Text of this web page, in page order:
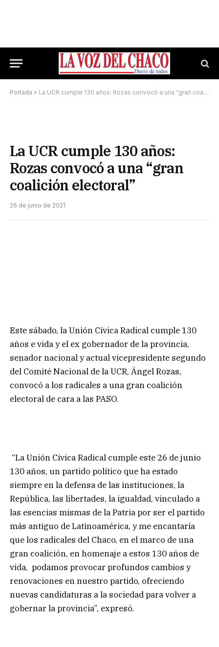
Portada » La UCR cumple 130 años: Rozas convocó a una “gran coalición electoral”
La UCR cumple 130 años:
Rozas convocó a una “gran
coalición electoral”
26 de junio de 2021
Este sábado, la Unión Cívica Radical cumple 130
años e vida y el ex gobernador de la provincia,
senador nacional y actual vicepresidente segundo
del Comité Nacional de la UCR, Ángel Rozas,
convocó a los radicales a una gran coalición
electoral de cara a las PASO.
“La Unión Cívica Radical cumple este 26 de junio
130 años, un partido político que ha estado
siempre en la defensa de las instituciones, la
República, las libertades, la igualdad, vinculado a
las esencias mismas de la Patria por ser el partido
más antiguo de Latinoamérica, y me encantaría
que los radicales del Chaco, en el marco de una
gran coalición, en homenaje a estos 130 años de
vida, podamos provocar profundos cambios y
renovaciones en nuestro partido, ofreciendo
nuevas candidaturas a la sociedad para volver a
gobernar la provincia”, expresó.